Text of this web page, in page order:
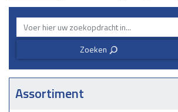
Zoeken 3
Assortiment